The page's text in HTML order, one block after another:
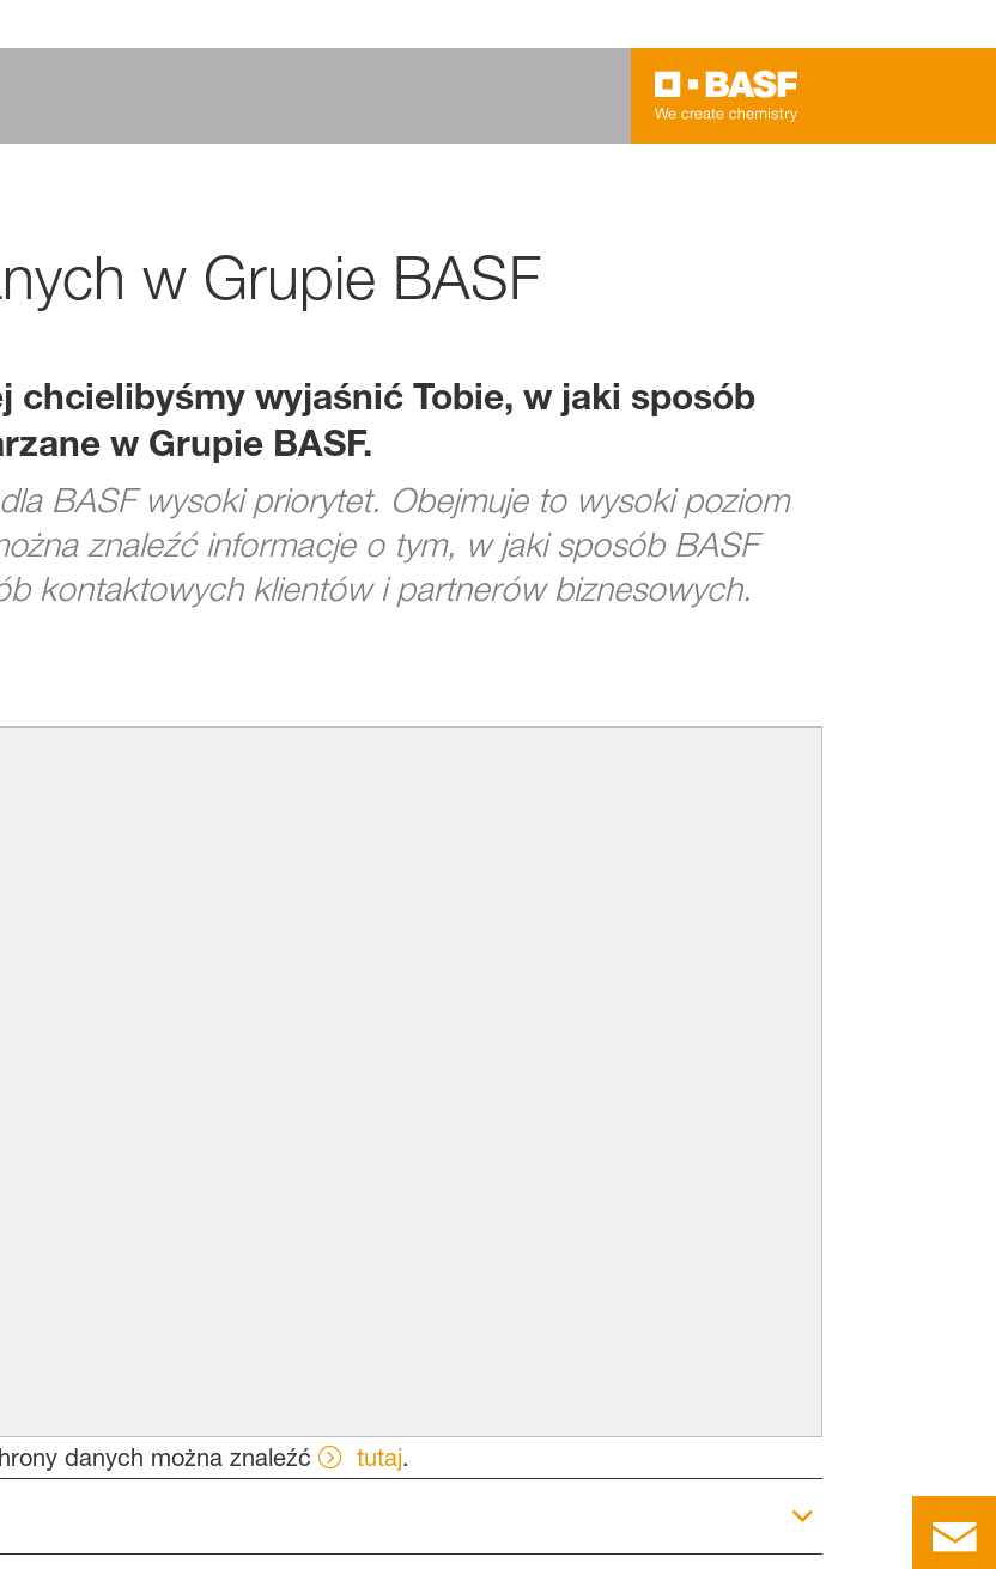
w Grupie BASF
chcielibyśmy wyjaśnić Tobie, w jaki sposób
w Grupie BASF.
BASF wysoki priorytet. Obejmuje to wysoki poziom
znaleźć informacje o tym, w jaki sposób BASF
kontaktowych klientów i partnerów biznesowych.
danych można znaleźć tutaj.